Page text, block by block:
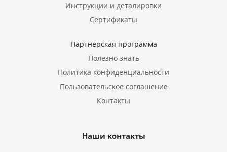
Инструкции и деталировки
Сертификаты
Партнерская программа
Полезно знать
Политика конфиденциальности
Пользовательское соглашение
Контакты
Наши контакты